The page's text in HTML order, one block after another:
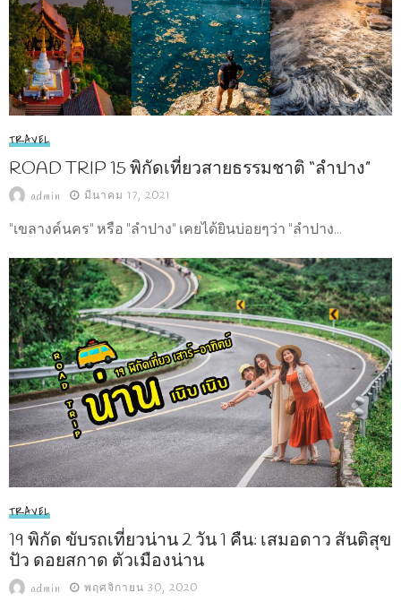
TRAVEL
ROAD TRIP 15 พิกัดเที่ยวสายธรรมชาติ “ลำปาง”
admin มีนาคม 17, 2021
"เขลางค์นคร" หรือ "ลำปาง" เคยได้ยินบ่อยๆว่า "ลำปาง...
TRAVEL
19 พิกัด ขับรถเที่ยวน่าน 2 วัน 1 คืน: เสมอดาว สันติสุข
ปัว ดอยสกาด ตัวเมืองน่าน
admin พฤศจิกายน 30, 2020